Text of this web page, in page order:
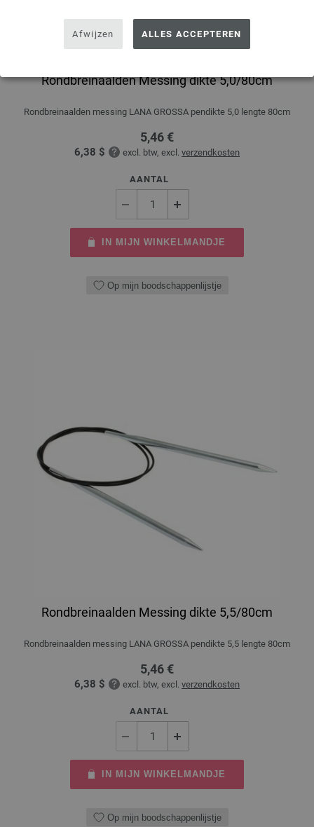
Afwijzen ALLES ACCEPTEREN
Rondbreinaalden Messing dikte 5,0/80cm
Rondbreinaalden messing LANA GROSSA pendikte 5,0 lengte 80cm
5,46 €
6,38 $ excl. btw, excl. verzendkosten
AANTAL
IN MIJN WINKELMANDJE
Op mijn boodschappenlijstje
Rondbreinaalden Messing dikte 5,5/80cm
Rondbreinaalden messing LANA GROSSA pendikte 5,5 lengte 80cm
5,46 €
6,38 $ excl. btw, excl. verzendkosten
AANTAL
IN MIJN WINKELMANDJE
Op mijn boodschappenlijstje